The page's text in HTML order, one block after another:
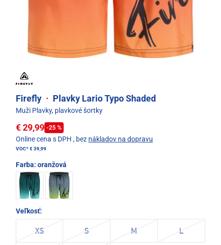
Firefly · Plavky Lario Typo Shaded
Muži Plavky, plavkové šortky
€ 29,99 -25 %
Online cena s DPH , bez nákladov na dopravu
VOC*€ 39,99
Farba: oranžová
Veľkosť:
XS S M L